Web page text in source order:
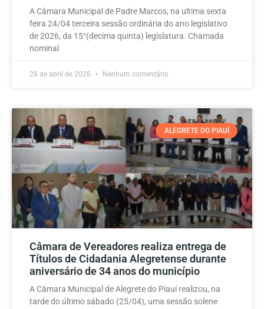
A Câmara Municipal de Padre Marcos, na ultima sexta
feira 24/04 terceira sessão ordinária do ano legislativo
de 2026, da 15°(decima quinta) legislatura. Chamada
nominal
28 de abril de 2026 Nenhum comentário
ALEGRETE DO PIAUÍ
Câmara de Vereadores realiza entrega de
Títulos de Cidadania Alegretense durante
aniversário de 34 anos do município
A Câmara Municipal de Alegrete do Piauí realizou, na
tarde do último sábado (25/04), uma sessão solene